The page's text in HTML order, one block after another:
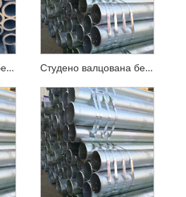
Студено валцувана безшевна стоманена тръба с ниско и средно налягане Студено валцована безшевна стоманена тръба под високо налягане